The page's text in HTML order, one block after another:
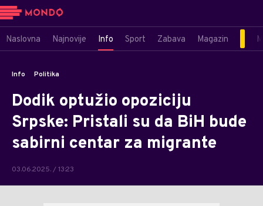
Naslovna Najnovije Info Sport Zabava Magazin
Info Politika
Dodik optužio opoziciju
Srpske: Pristali su da BiH bude
sabirni centar za migrante
03.06.2025. / 13:23